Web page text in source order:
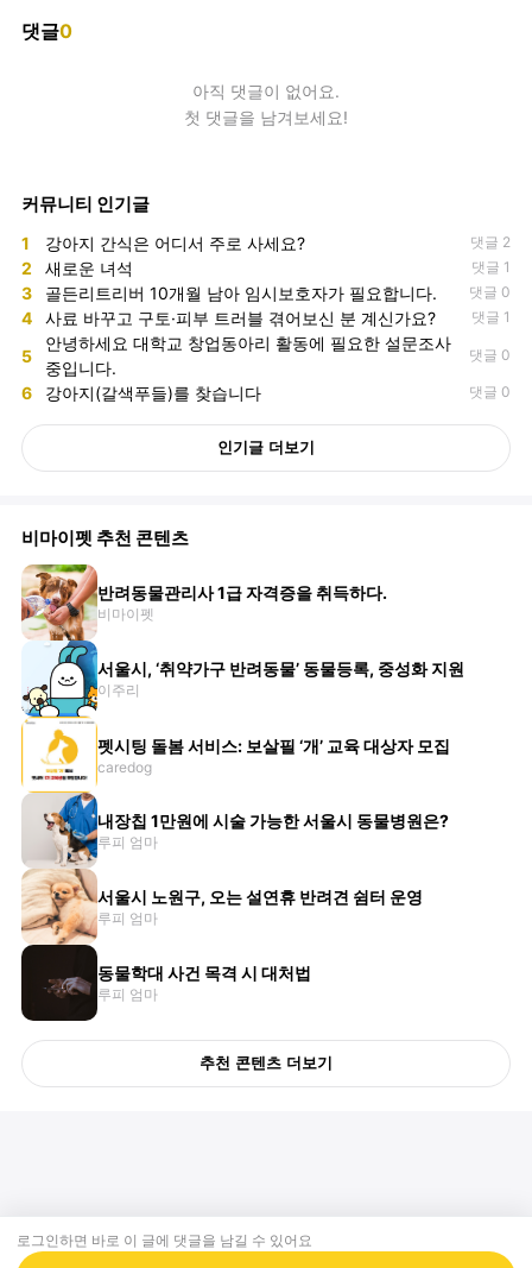
댓글0
아직 댓글이 없어요.
첫 댓글을 남겨보세요!
커뮤니티 인기글
1 강아지 간식은 어디서 주로 사세요? 댓글 2
2 새로운 녀석 댓글 1
3 골든리트리버 10개월 남아 임시보호자가 필요합니다. 댓글 0
4 사료 바꾸고 구토·피부 트러블 겪어보신 분 계신가요? 댓글 1
5
안녕하세요 대학교 창업동아리 활동에 필요한 설문조사
중입니다.
댓글 0
6 강아지(갈색푸들)를 찾습니다 댓글 0
인기글 더보기
비마이펫 추천 콘텐츠
반려동물관리사 1급 자격증을 취득하다.
비마이펫
서울시, ‘취약가구 반려동물’ 동물등록, 중성화 지원
이주리
펫시팅 돌봄 서비스: 보살필 ‘개’ 교육 대상자 모집
caredog
내장칩 1만원에 시술 가능한 서울시 동물병원은?
루피 엄마
서울시 노원구, 오는 설연휴 반려견 쉼터 운영
루피 엄마
동물학대 사건 목격 시 대처법
루피 엄마
추천 콘텐츠 더보기
로그인하면 바로 이 글에 댓글을 남길 수 있어요